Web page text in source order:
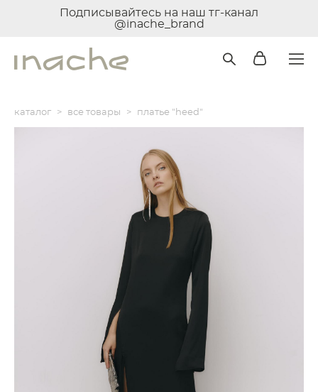
Подписывайтесь на наш тг-канал
@inache_brand
каталог > все товары > платье "heed"